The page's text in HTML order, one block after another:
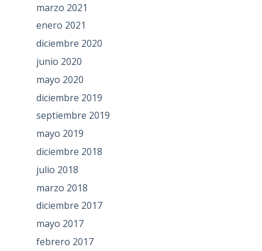
marzo 2021
enero 2021
diciembre 2020
junio 2020
mayo 2020
diciembre 2019
septiembre 2019
mayo 2019
diciembre 2018
julio 2018
marzo 2018
diciembre 2017
mayo 2017
febrero 2017